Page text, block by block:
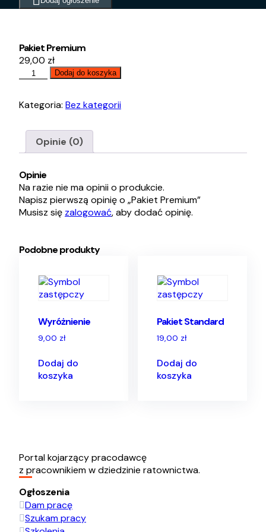
Pakiet Premium
29,00 zł
ilość
Dodaj do koszyka
Kategoria: Bez kategorii
Opinie (0)
Opinie
Na razie nie ma opinii o produkcie.
Napisz pierwszą opinię o „Pakiet Premium”
Musisz się zalogować, aby dodać opinię.
Podobne produkty
Wyróżnienie
9,00 zł
Dodaj do
koszyka
Pakiet Standard
19,00 zł
Dodaj do
koszyka
Portal kojarzący pracodawcę
z pracownikiem w dziedzinie ratownictwa.
Ogłoszenia
Dam pracę
Szukam pracy